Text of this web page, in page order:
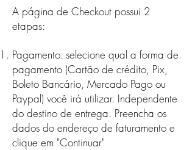
A página de Checkout possui 2
etapas:
Pagamento: selecione qual a forma de
pagamento (Cartão de crédito, Pix,
Boleto Bancário, Mercado Pago ou
Paypal) você irá utilizar. Independente
do destino de entrega. Preencha os
dados do endereço de faturamento e
clique em "Continuar"